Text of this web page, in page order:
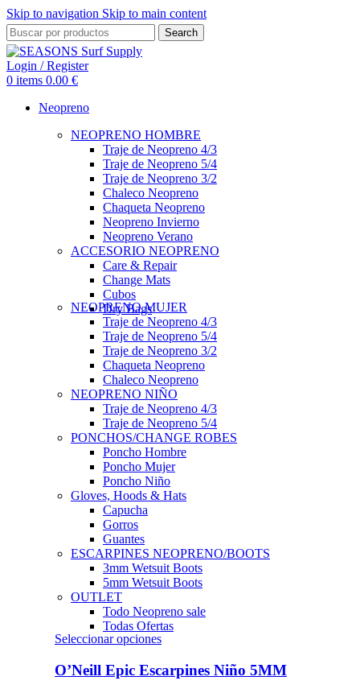
Skip to navigation Skip to main content
Search
Login / Register
0 items 0.00 €
Neopreno
NEOPRENO HOMBRE
Traje de Neopreno 4/3
Traje de Neopreno 5/4
Traje de Neopreno 3/2
Chaleco Neopreno
Chaqueta Neopreno
Neopreno Invierno
Neopreno Verano
ACCESORIO NEOPRENO
Care & Repair
Change Mats
Cubos
Dry Bags
NEOPRENO MUJER
Traje de Neopreno 4/3
Traje de Neopreno 5/4
Traje de Neopreno 3/2
Chaqueta Neopreno
Chaleco Neopreno
NEOPRENO NIÑO
Traje de Neopreno 4/3
Traje de Neopreno 5/4
PONCHOS/CHANGE ROBES
Poncho Hombre
Poncho Mujer
Poncho Niño
Gloves, Hoods & Hats
Capucha
Gorros
Guantes
ESCARPINES NEOPRENO/BOOTS
3mm Wetsuit Boots
5mm Wetsuit Boots
OUTLET
Todo Neopreno sale
Todas Ofertas
Seleccionar opcionesEste
tiene
múltiples
O’Neill Epic Escarpines Niño 5MM